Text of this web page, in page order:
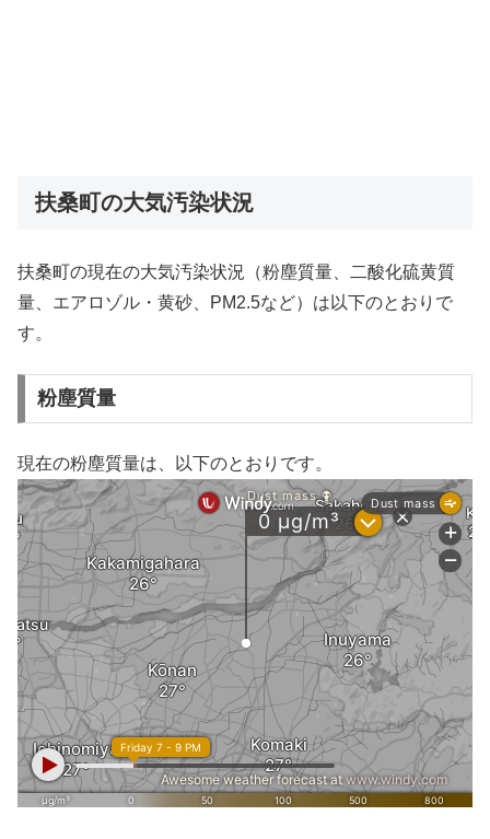
扶桑町の大気汚染状況
扶桑町の現在の大気汚染状況（粉塵質量、二酸化硫黄質
量、エアロゾル・黄砂、PM2.5など）は以下のとおりで
す。
粉塵質量
現在の粉塵質量は、以下のとおりです。